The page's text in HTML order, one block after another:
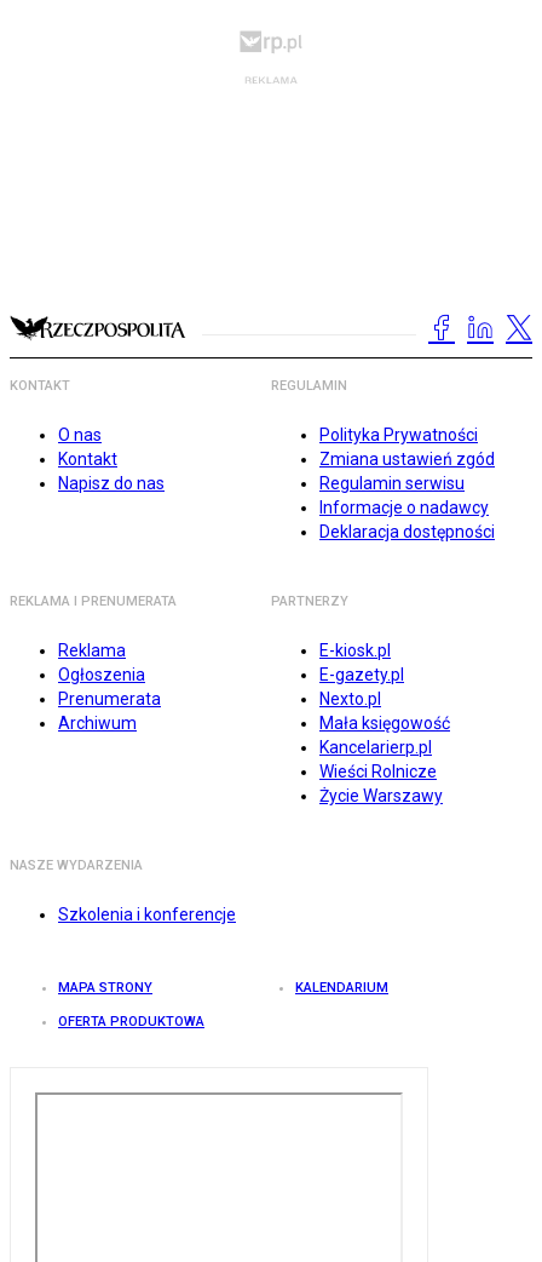
KONTAKT
O nas
Kontakt
Napisz do nas
REGULAMIN
Polityka Prywatności
Zmiana ustawień zgód
Regulamin serwisu
Informacje o nadawcy
Deklaracja dostępności
REKLAMA I PRENUMERATA
Reklama
Ogłoszenia
Prenumerata
Archiwum
PARTNERZY
E-kiosk.pl
E-gazety.pl
Nexto.pl
Mała księgowość
Kancelarierp.pl
Wieści Rolnicze
Życie Warszawy
NASZE WYDARZENIA
Szkolenia i konferencje
MAPA STRONY KALENDARIUM
OFERTA PRODUKTOWA